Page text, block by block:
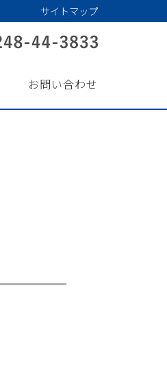
サイトマップ
お問い合わせ